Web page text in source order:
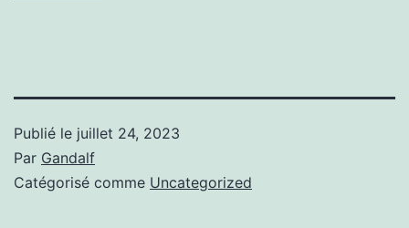
Publié le juillet 24, 2023
Par Gandalf
Catégorisé comme Uncategorized